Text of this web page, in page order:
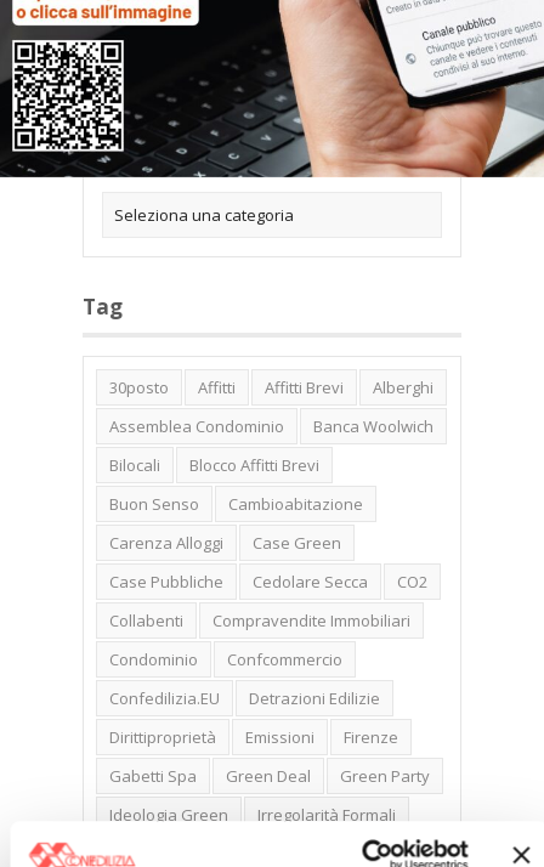
Categorie
Tag
30posto Affitti Affitti Brevi
Alberghi
Assemblea Condominio
Banca Woolwich
Bilocali
Blocco Affitti Brevi
Buon Senso
Cambioabitazione
Carenza Alloggi
Case Green
Case Pubbliche
Cedolare Secca
CO2
Collabenti
Compravendite Immobiliari
Condominio
Confcommercio
Confedilizia.EU
Detrazioni Edilizie
Dirittiproprietà
Emissioni
Firenze
Gabetti Spa
Green Deal
Green Party
Ideologia Green
Irregolarità Formali
Libero Mercato
New York